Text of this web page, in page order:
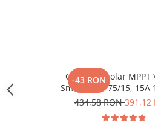
Protectii si izolatoare de baterii
Accesorii
-43 RON
Controler solar MPPT
SmartSolar 75/15, 15A
cu Bluetooth
434,58 RON391,12